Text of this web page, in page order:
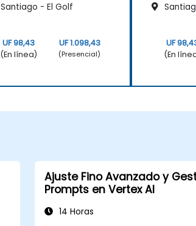
Santiago - El Golf
UF 98,43
(En línea)
UF 1.098,43
(Presencial)
UF
(En
Ajuste Fino Avanzado y
Prompts en Vertex AI
14 Horas